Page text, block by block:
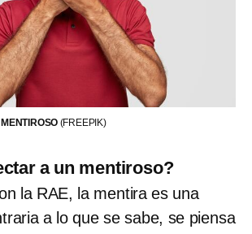
(FREEPIK)
a un mentiroso?
la RAE, la mentira es una
a lo que se sabe, se piensa